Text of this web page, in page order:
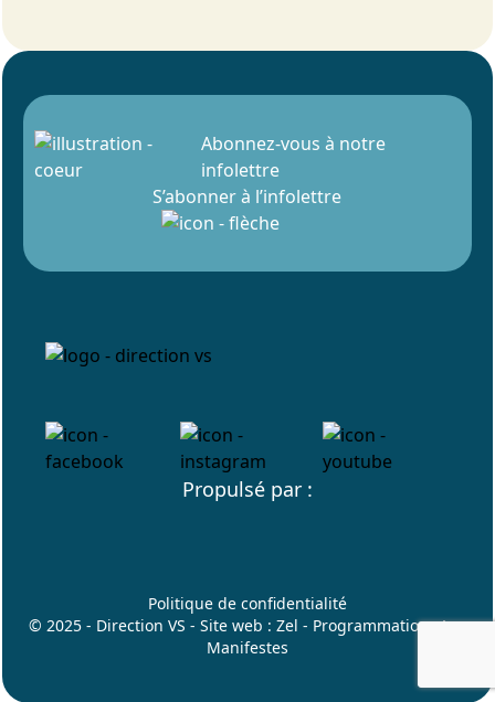
Abonnez-vous à notre
infolettre
S’abonner à l’infolettre
Propulsé par :
Politique de confidentialité
© 2025 - Direction VS - Site web : Zel - Programmation :Les
Manifestes